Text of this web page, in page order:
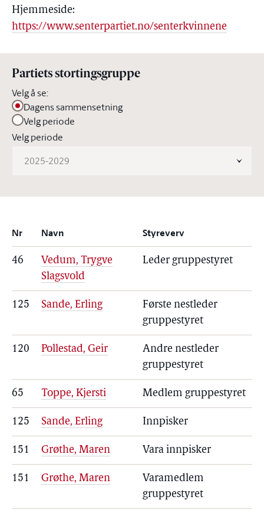
Hjemmeside:
https://www.senterpartiet.no/senterkvinnene
Partiets stortingsgruppe
Velg å se:
Dagens sammensetning
Velg periode
Velg periode
2025-2029
Nr Navn Styreverv
46
Vedum, Trygve
Slagsvold
Leder gruppestyret
125 Sande, Erling
Første nestleder
gruppestyret
120 Pollestad, Geir
Andre nestleder
gruppestyret
65 Toppe, Kjersti Medlem gruppestyret
125 Sande, Erling Innpisker
151 Grøthe, Maren Vara innpisker
151 Grøthe, Maren
Varamedlem
gruppestyret